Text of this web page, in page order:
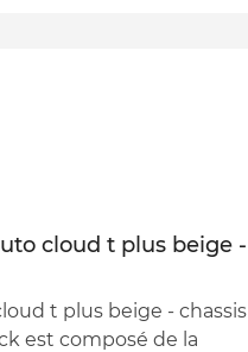
cloud t plus beige -
t plus beige - chassis
est composé de la